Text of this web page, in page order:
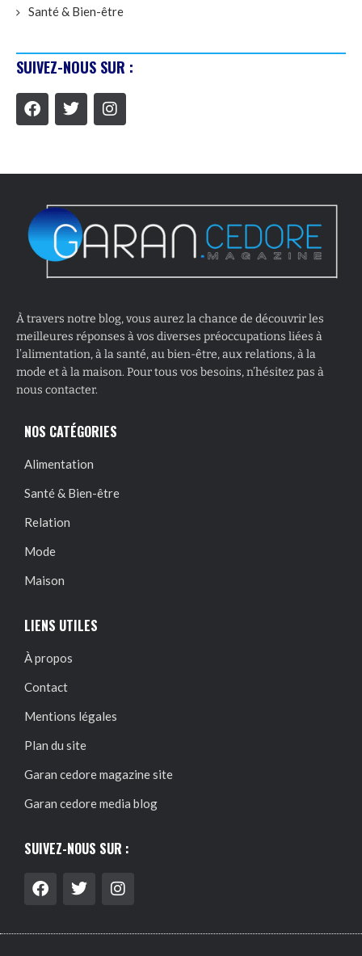
Santé & Bien-être
SUIVEZ-NOUS SUR :
À travers notre blog, vous aurez la chance de découvrir les
meilleures réponses à vos diverses préoccupations liées à
l’alimentation, à la santé, au bien-être, aux relations, à la
mode et à la maison. Pour tous vos besoins, n’hésitez pas à
nous contacter.
NOS CATÉGORIES
Alimentation
Santé & Bien-être
Relation
Mode
Maison
LIENS UTILES
À propos
Contact
Mentions légales
Plan du site
Garan cedore magazine site
Garan cedore media blog
SUIVEZ-NOUS SUR :